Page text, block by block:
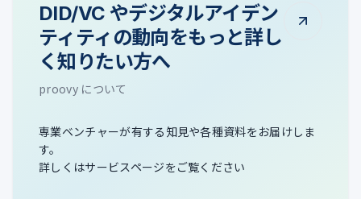
DID/VC やデジタルアイデン
ティティの動向をもっと詳し
く知りたい方へ
proovy について
専業ベンチャーが有する知見や各種資料をお届けしま
す。
詳しくはサービスページをご覧ください